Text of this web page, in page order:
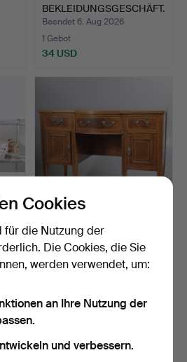
BEKLEIDUNGSGESCHÄFT.
Beendet 6. Aug 2026
1 Gebot
34 USD
EIN SIDEBOARD MIT
BOGENFRONT AUS
MAHAGONI,…
Beendet 6. Aug 2026
Cookies
für die Nutzung der
Die Cookies, die Sie
werden verwendet, um:
an Ihre Nutzung der
und verbessern.